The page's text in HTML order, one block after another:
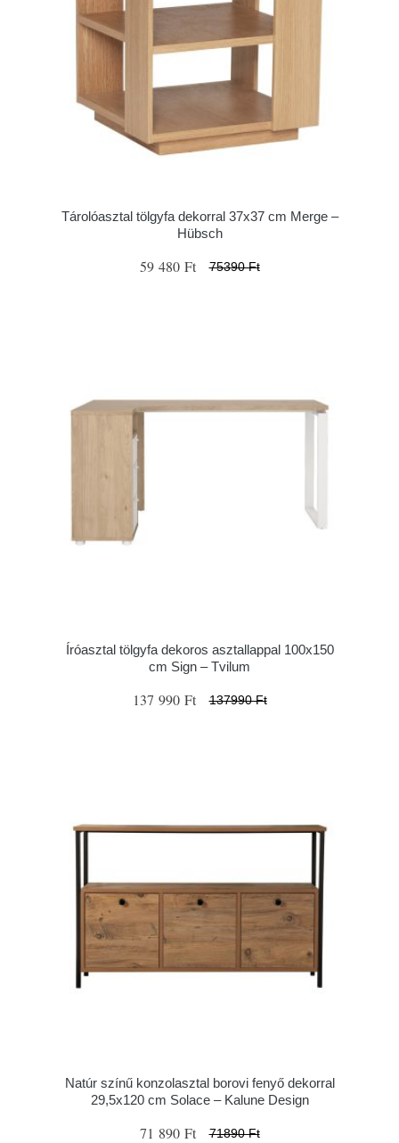
Tárolóasztal tölgyfa dekorral 37x37 cm Merge –
Hübsch
59 480 Ft 75390 Ft
Íróasztal tölgyfa dekoros asztallappal 100x150
cm Sign – Tvilum
137 990 Ft 137990 Ft
Natúr színű konzolasztal borovi fenyő dekorral
29,5x120 cm Solace – Kalune Design
71 890 Ft 71890 Ft